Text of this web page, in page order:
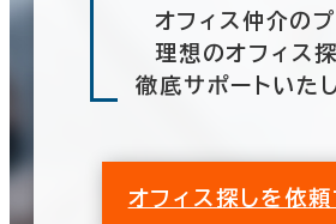
オフィス仲介の
理想のオフィス
徹底サポートいたし
オフィス探しを依頼